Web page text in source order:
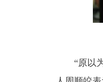
“原以